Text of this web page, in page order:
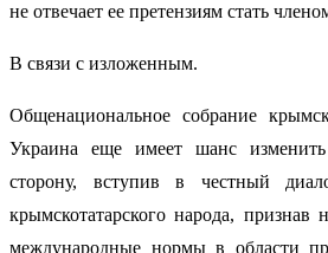
не отвечает ее претензиям стать
В связи с изложенным.
Общенациональное собрание
Украина еще имеет шанс
сторону, вступив в честный
крымскотатарского народа, признав
международные нормы в области